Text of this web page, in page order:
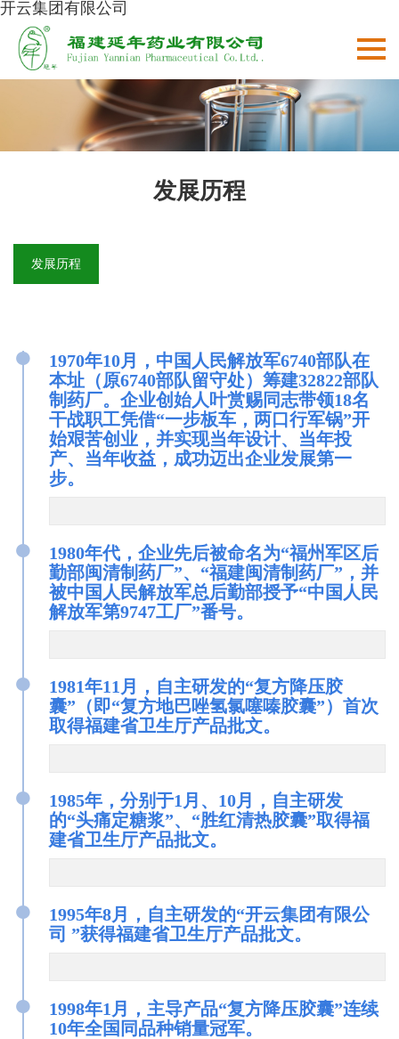
开云集团有限公司
发展历程
发展历程
1970年10月，中国人民解放军6740部队在
本址（原6740部队留守处）筹建32822部队
制药厂。企业创始人叶赏赐同志带领18名
干战职工凭借“一步板车，两口行军锅”开
始艰苦创业，并实现当年设计、当年投
产、当年收益，成功迈出企业发展第一
步。
●
1980年代，企业先后被命名为“福州军区后
勤部闽清制药厂”、“福建闽清制药厂”，并
被中国人民解放军总后勤部授予“中国人民
解放军第9747工厂”番号。
●
1981年11月，自主研发的“复方降压胶
囊”（即“复方地巴唑氢氯噻嗪胶囊”）首次
取得福建省卫生厅产品批文。
●
1985年，分别于1月、10月，自主研发
的“头痛定糖浆”、“胜红清热胶囊”取得福
建省卫生厅产品批文。
●
1995年8月，自主研发的“开云集团有限公
司 ”获得福建省卫生厅产品批文。
●
1998年1月，主导产品“复方降压胶囊”连续
10年全国同品种销量冠军。
●